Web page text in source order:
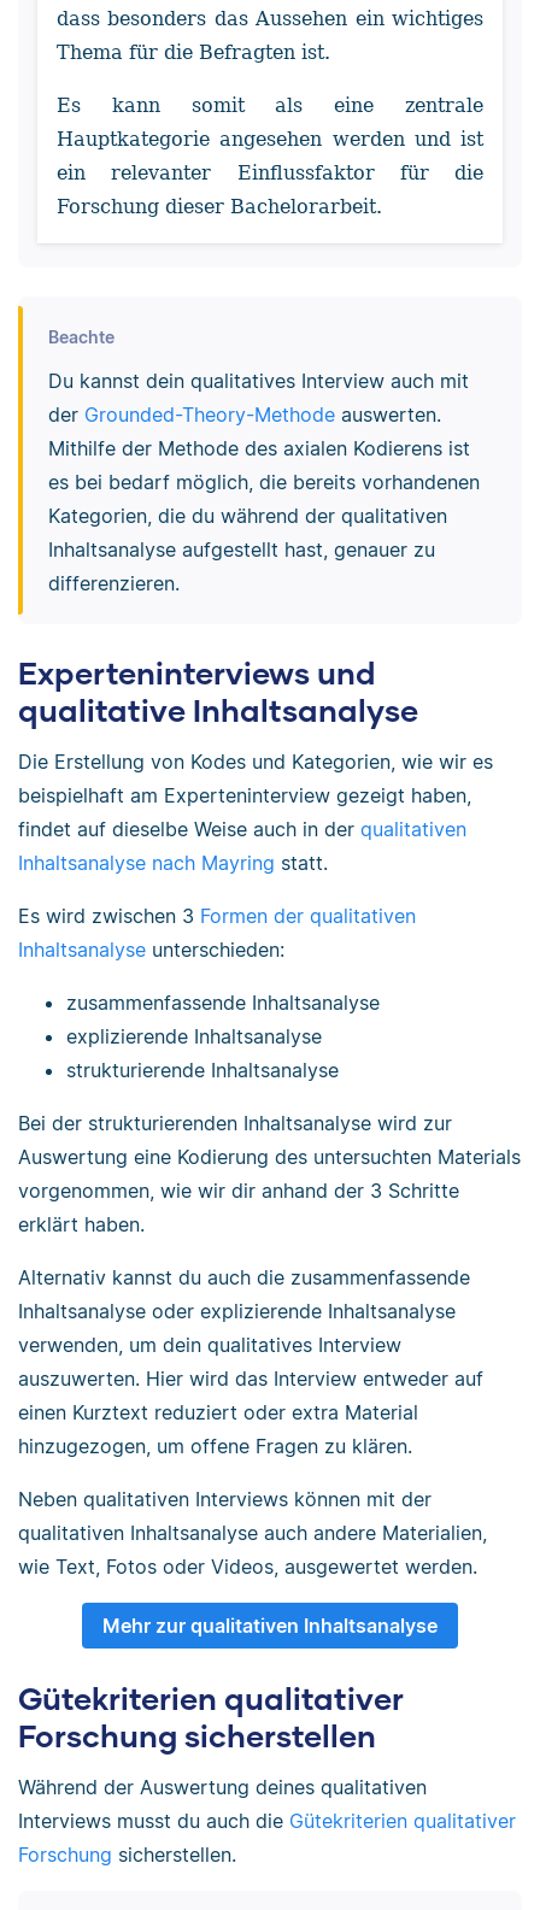
dass besonders das Aussehen ein wichtiges
Thema für die Befragten ist.
Es kann somit als eine zentrale
Hauptkategorie angesehen werden und ist
ein relevanter Einflussfaktor für die
Forschung dieser Bachelorarbeit.
Beachte
Du kannst dein qualitatives Interview auch mit
der Grounded-Theory-Methodeauswerten.
Mithilfe der Methode des axialen Kodierens ist
es bei bedarf möglich, die bereits vorhandenen
Kategorien, die du während der qualitativen
Inhaltsanalyse aufgestellt hast, genauer zu
differenzieren.
Experteninterviews und
qualitative Inhaltsanalyse
Die Erstellung von Kodes und Kategorien, wie wir es
beispielhaft am Experteninterview gezeigt haben,
findet auf dieselbe Weise auch in der qualitativen
Inhaltsanalyse nach Mayring statt.
Es wird zwischen 3 Formen der qualitativen
Inhaltsanalyse unterschieden:
zusammenfassende Inhaltsanalyse
explizierende Inhaltsanalyse
strukturierende Inhaltsanalyse
Bei der strukturierenden Inhaltsanalyse wird zur
Auswertung eine Kodierung des untersuchten Materials
vorgenommen, wie wir dir anhand der 3 Schritte
erklärt haben.
Alternativ kannst du auch die zusammenfassende
Inhaltsanalyse oder explizierende Inhaltsanalyse
verwenden, um dein qualitatives Interview
auszuwerten. Hier wird das Interview entweder auf
einen Kurztext reduziert oder extra Material
hinzugezogen, um offene Fragen zu klären.
Neben qualitativen Interviews können mit der
qualitativen Inhaltsanalyse auch andere Materialien,
wie Text, Fotos oder Videos, ausgewertet werden.
Mehr zur qualitativen Inhaltsanalyse
Gütekriterien qualitativer
Forschung sicherstellen
Während der Auswertung deines qualitativen
Interviews musst du auch die Gütekriterien qualitativer
Forschung sicherstellen.